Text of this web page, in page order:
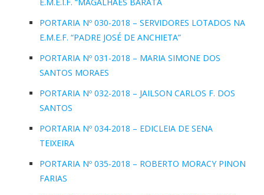
PORTARIA Nº 030-2018 – SERVIDORES LOTADOS NA
E.M.E.F. “PADRE JOSÉ DE ANCHIETA”
PORTARIA Nº 031-2018 – MARIA SIMONE DOS
SANTOS MORAES
PORTARIA Nº 032-2018 – JAILSON CARLOS F. DOS
SANTOS
PORTARIA Nº 034-2018 – EDICLEIA DE SENA
TEIXEIRA
PORTARIA Nº 035-2018 – ROBERTO MORACY PINON
FARIAS